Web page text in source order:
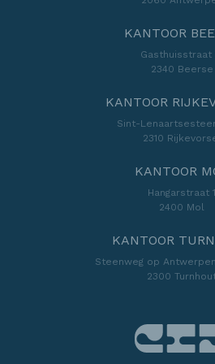
KANTOOR
Gasthuisstraat
2340 Beerse
KANTOOR
Sint-
2310
KANTOOR
Hangarstraat 1
2400 Mol
KANTOOR
Steenweg op
2300